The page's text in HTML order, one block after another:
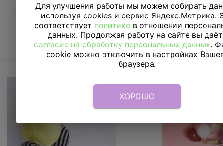
В КОРЗИНУ В
Для улучшения работы мы можем собирать
используя cookies и сервис Яндекс.Метрика.
соответствует политике в отношении
данных. Продолжая работу на сайте вы
согласие на обработку персональных данных.
cookie можно отключить в настройках
браузера.
ХОРОШО